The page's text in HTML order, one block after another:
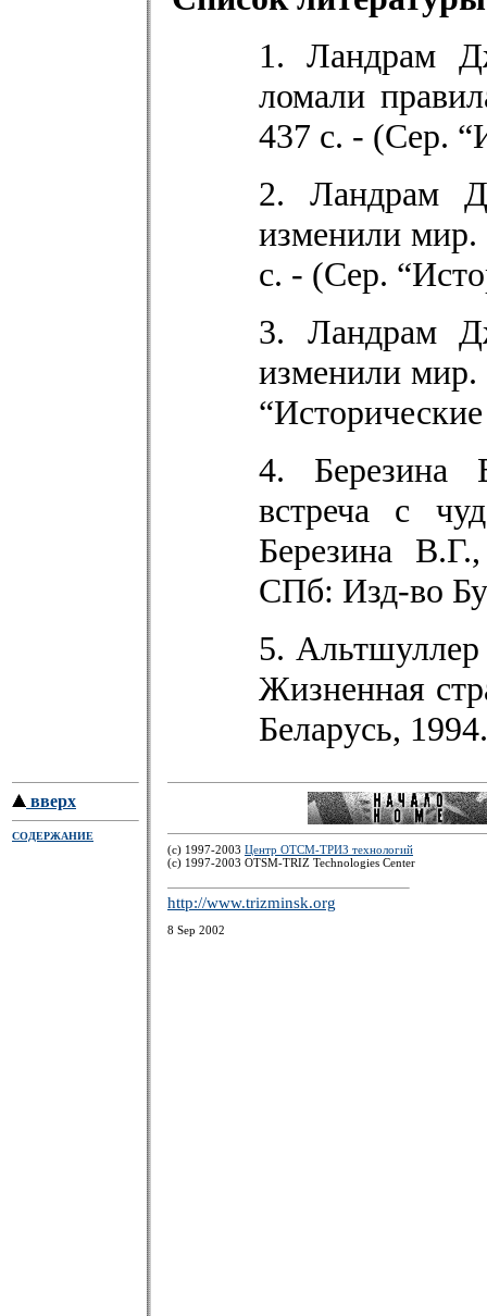
1. Ландрам
ломали
437 с. - (Сер.
2. Ландрам
изменили
с. - (Сер.
3. Ландрам
изменили
4. Березина
встреча с
Березина
СПб: Изд-во
5.
Жизненная
Беларусь,
вверх
СОДЕРЖАНИЕ
(c) 1997-2003 Центр ОТСМ-ТРИЗ технологий
(с) 1997-2003 OTSM-TRIZ Technologies Center
http://www.trizminsk.org
8 Sep 2002